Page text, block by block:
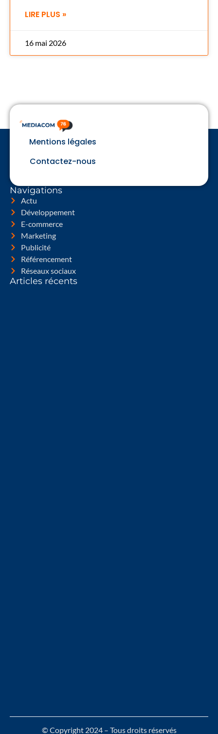
LIRE PLUS »
16 mai 2026
Navigations
Actu
Développement
E-commerce
Marketing
Publicité
Référencement
Réseaux sociaux
Articles récents
© Copyright 2024 – Tous droits réservés
Mentions légales
Contactez-nous